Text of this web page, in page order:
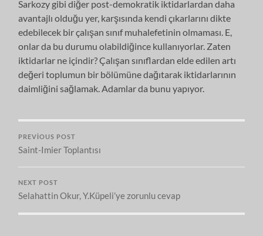
Sarkozy gibi diğer post-demokratik iktidarlardan daha
avantajlı olduğu yer, karşısında kendi çıkarlarını dikte
edebilecek bir çalışan sınıf muhalefetinin olmaması. E,
onlar da bu durumu olabildiğince kullanıyorlar. Zaten
iktidarlar ne içindir? Çalışan sınıflardan elde edilen artı
değeri toplumun bir bölümüne dağıtarak iktidarlarının
daimliğini sağlamak. Adamlar da bunu yapıyor.
PREVIOUS POST
Saint-Imier Toplantısı
NEXT POST
Selahattin Okur, Y.Küpeli’ye zorunlu cevap